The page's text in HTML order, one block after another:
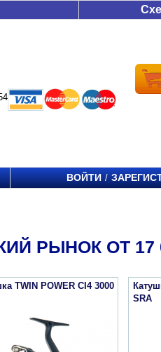
ВОЙТИ /
РЫНОК ОТ 17
TWIN POWER CI4 3000
SRA